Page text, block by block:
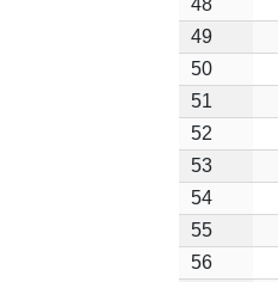
49
50
51
52
53
54
55
56